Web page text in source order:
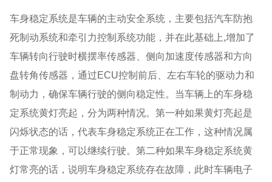
车身稳定系统是车辆的主动安全系统，主要包括汽车防抱
死制动系统和牵引力控制系统功能，并在此基础上,增加了
车辆转向行驶时横摆率传感器、侧向加速度传感器和方向
盘转角传感器，通过ECU控制前后、左右车轮的驱动力和
制动力，确保车辆行驶的侧向稳定性。当车辆上的车身稳
定系统黄灯亮起，分为两种情况。第一种如果黄灯亮起是
闪烁状态的话，代表车身稳定系统正在工作，这种情况属
于正常现象，可以继续行驶。第二种如果车身稳定系统黄
灯常亮的话，说明车身稳定系统存在故障，此时车辆电子